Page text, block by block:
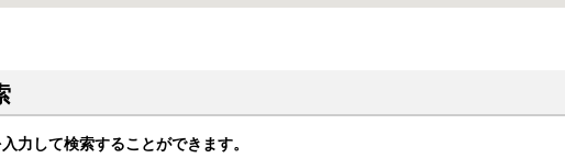
力して検索することができます。